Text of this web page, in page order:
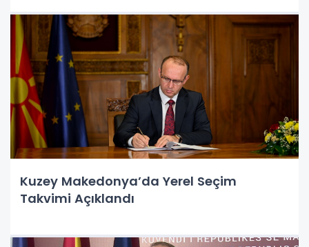
Kuzey Makedonya’da Yerel Seçim
Takvimi Açıklandı